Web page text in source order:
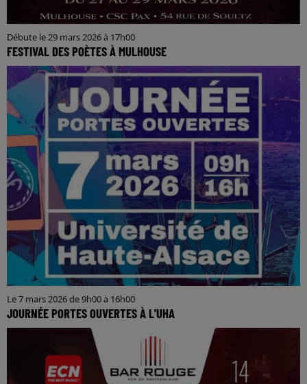
Débute le 29 mars 2026 à 17h00
FESTIVAL DES POÈTES À MULHOUSE
Le 7 mars 2026 de 9h00 à 16h00
JOURNÉE PORTES OUVERTES À L'UHA